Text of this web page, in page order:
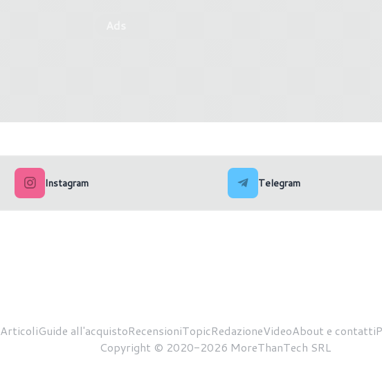
Graphics 31.0.101.4311
531.61
Instagram Telegram
ArticoliGuide all'acquistoRecensioniTopicRedazioneVideoAbout e contatti
Copyright © 2020-2026 MoreThanTech SRL